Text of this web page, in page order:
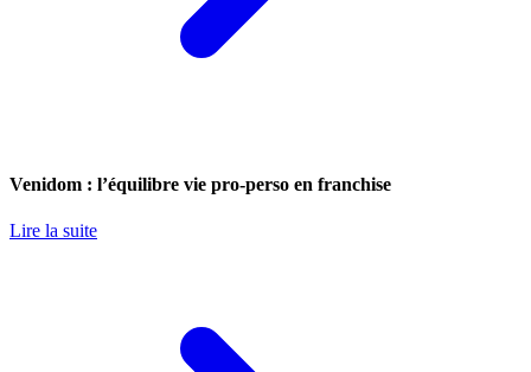
Venidom : l’équilibre vie pro-perso en franchise
Lire la suite